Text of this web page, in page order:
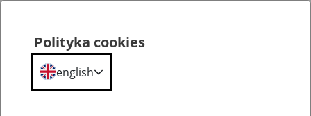
Polityka cookies
english